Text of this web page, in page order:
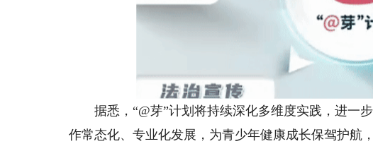
据悉，“@芽”计划将持续深化多维度实践，进一
作常态化、专业化发展，为青少年健康成长保驾护航